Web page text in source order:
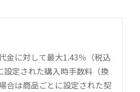
金に対して最大1.43％（税込
定された購入時手数料（換
合は商品ごとに設定された契